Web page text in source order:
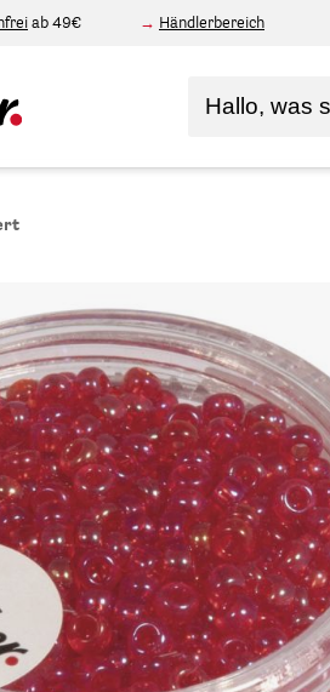
ab 49€ Händlerbereich